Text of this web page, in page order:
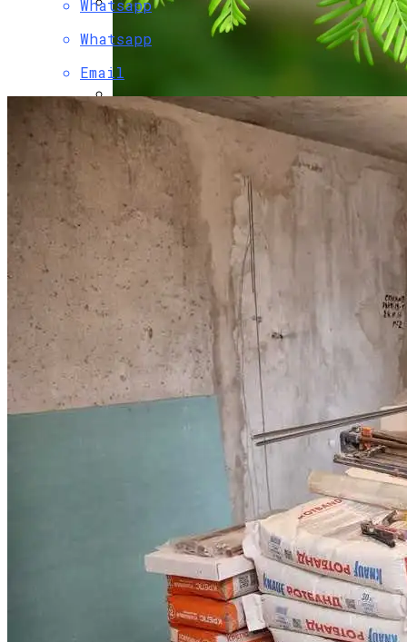
FLIR ONE — Основные Параметры
Советы По Выбору Холодильника И
Морозильной Камеры
Умная Бытовая Техника: Какие
Новшества Нас Ожидают
Метасеквоя: Описание, Уход И Посадка,
Размножение, Применение В Саду,
Фото
Микробиота: Описание, Уход И
Посадка, Размножение, Применение В
Саду, Фото
Whatsapp
Whatsapp
Email